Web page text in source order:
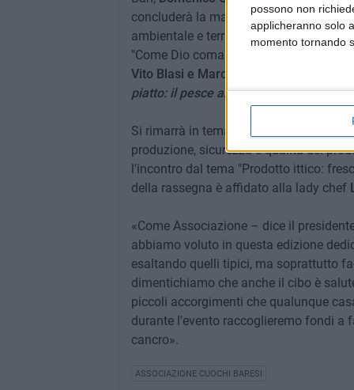
possono non
applicheranno solo
momento tornando
concluderà la mattinata la
ambientale e territoriale dell'Università
"Come Dio comanda". Dalle ore 15 la
Vito Blasi e Marco Bovio
piatto: il pesce azzurro".
Si rimarrà in tema di mare e peculiarità
produzione, sicurezza e qualità dei
l'incontro dal tema "Prodotto ittico:
della rassegna è affidato alla lady chef
«Come Associazione – dice il
abbiamo voluto in questa edizione
esaltando quelli tipici, ma soprattutto
dimentichiamo che anche il cibo è
piccoli accorgimenti che qualunque
durante l'evento raccoglieremo fondi a
cancro».
ASSOCIAZIONE CUOCHI BARESI